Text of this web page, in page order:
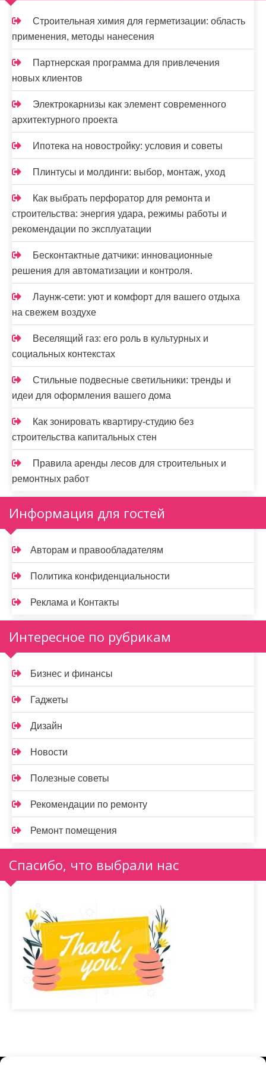
и
с
я
м
Строительная химия для герметизации: область
применения, методы нанесения
Партнерская программа для привлечения
новых клиентов
Электрокарнизы как элемент современного
архитектурного проекта
Ипотека на новостройку: условия и советы
Плинтусы и молдинги: выбор, монтаж, уход
Как выбрать перфоратор для ремонта и
строительства: энергия удара, режимы работы и
рекомендации по эксплуатации
Бесконтактные датчики: инновационные
решения для автоматизации и контроля.
Лаунж-сети: уют и комфорт для вашего отдыха
на свежем воздухе
Веселящий газ: его роль в культурных и
социальных контекстах
Стильные подвесные светильники: тренды и
идеи для оформления вашего дома
Как зонировать квартиру-студию без
строительства капитальных стен
Правила аренды лесов для строительных и
ремонтных работ
Информация для гостей
Авторам и правообладателям
Политика конфиденциальности
Реклама и Контакты
Интересное по рубрикам
Бизнес и финансы
Гаджеты
Дизайн
Новости
Полезные советы
Рекомендации по ремонту
Ремонт помещения
Спасибо, что выбрали нас